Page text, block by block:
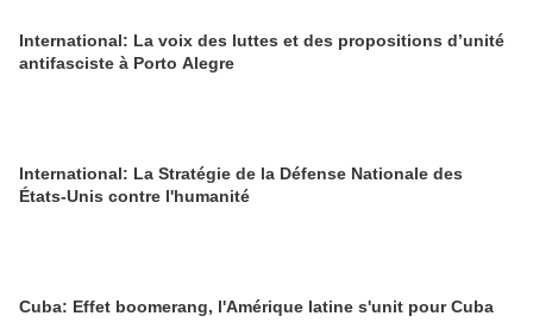
International: La voix des luttes et des propositions d’unité
antifasciste à Porto Alegre
International: La Stratégie de la Défense Nationale des
États-Unis contre l'humanité
Cuba: Effet boomerang, l'Amérique latine s'unit pour Cuba